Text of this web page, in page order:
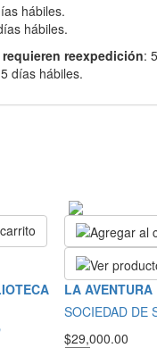
hábiles.
hábiles.
reexpedición:
días hábiles.
LA AVENTURA
SOCIEDAD DE
$29,000.00